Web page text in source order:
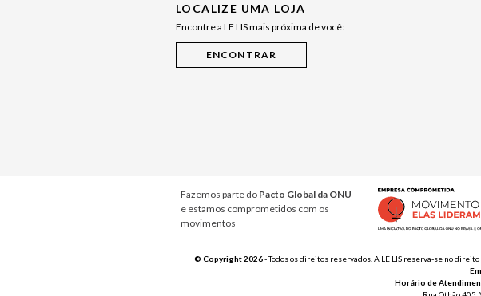
LOCALIZE UMA LOJA
Encontre a LE LIS mais próxima de você:
Fazemos parte do Pacto Global da ONU
e estamos comprometidos com os
movimentos
© Copyright 2026- Todos os direitos reservados. A LE LIS reserva-se no
Horário de